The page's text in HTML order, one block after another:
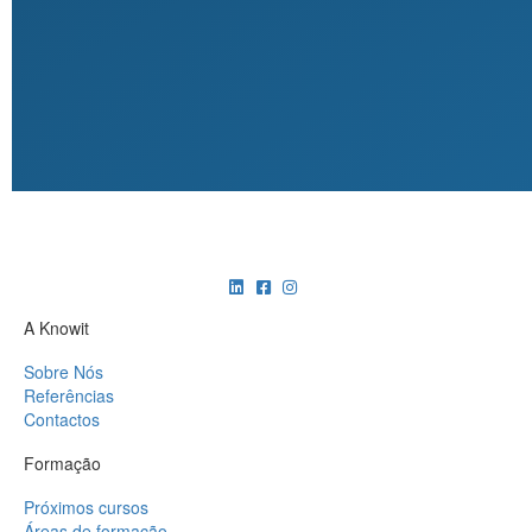
A Knowit
Sobre Nós
Referências
Contactos
Formação
Próximos cursos